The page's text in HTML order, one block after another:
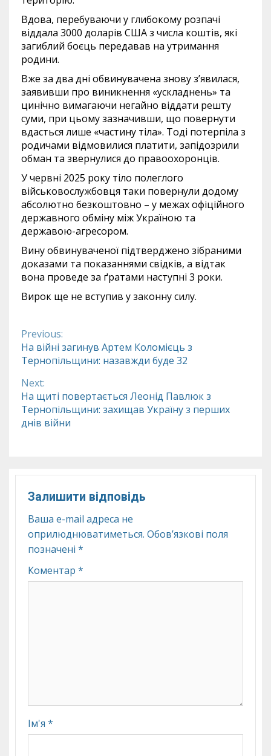
Вдова, перебуваючи у глибокому розпачі
віддала 3000 доларів США з числа коштів, які
загиблий боєць передавав на утримання
родини.
Вже за два дні обвинувачена знову з’явилася,
заявивши про виникнення «ускладнень» та
цинічно вимагаючи негайно віддати решту
суми, при цьому зазначивши, що повернути
вдасться лише «частину тіла». Тоді потерпіла з
родичами відмовилися платити, запідозрили
обман та звернулися до правоохоронців.
У червні 2025 року тіло полеглого
військовослужбовця таки повернули додому
абсолютно безкоштовно – у межах офіційного
державного обміну між Україною та
державою-агресором.
Вину обвинуваченої підтверджено зібраними
доказами та показаннями свідків, а відтак
вона проведе за ґратами наступні 3 роки.
Вирок ще не вступив у законну силу.
Continue
Reading
Previous:
На війні загинув Артем Коломієць з
Тернопільщини: назавжди буде 32
Next:
На щиті повертається Леонід Павлюк з
Тернопільщини: захищав Україну з перших
днів війни
Залишити відповідь
Ваша e-mail адреса не
оприлюднюватиметься. Обов’язкові поля
позначені *
Коментар *
Ім'я *